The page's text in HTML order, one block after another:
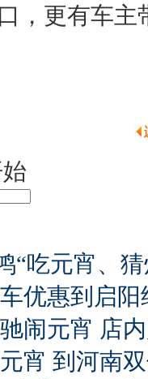
，更有车
“吃元宵、
优惠到启
闹元宵 店
宵 到河南